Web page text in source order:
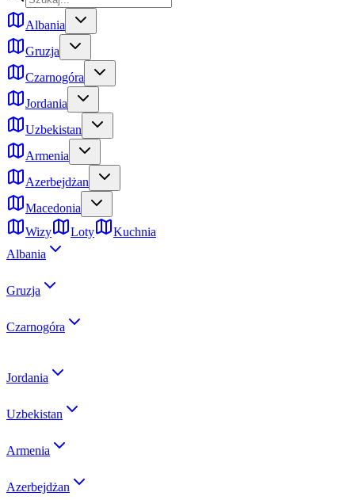
Albania
Gruzja
Czarnogóra
Jordania
Uzbekistan
Armenia
Azerbejdżan
Macedonia
Wizy
Loty
Kuchnia
Albania
Gruzja
Czarnogóra
Jordania
Uzbekistan
Armenia
Azerbejdżan